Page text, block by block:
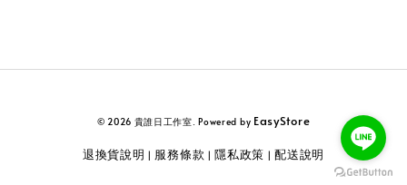
© 2026 貴誰日工作室. Powered by EasyStore
退換貨說明 | 服務條款 | 隱私政策 |配送說明